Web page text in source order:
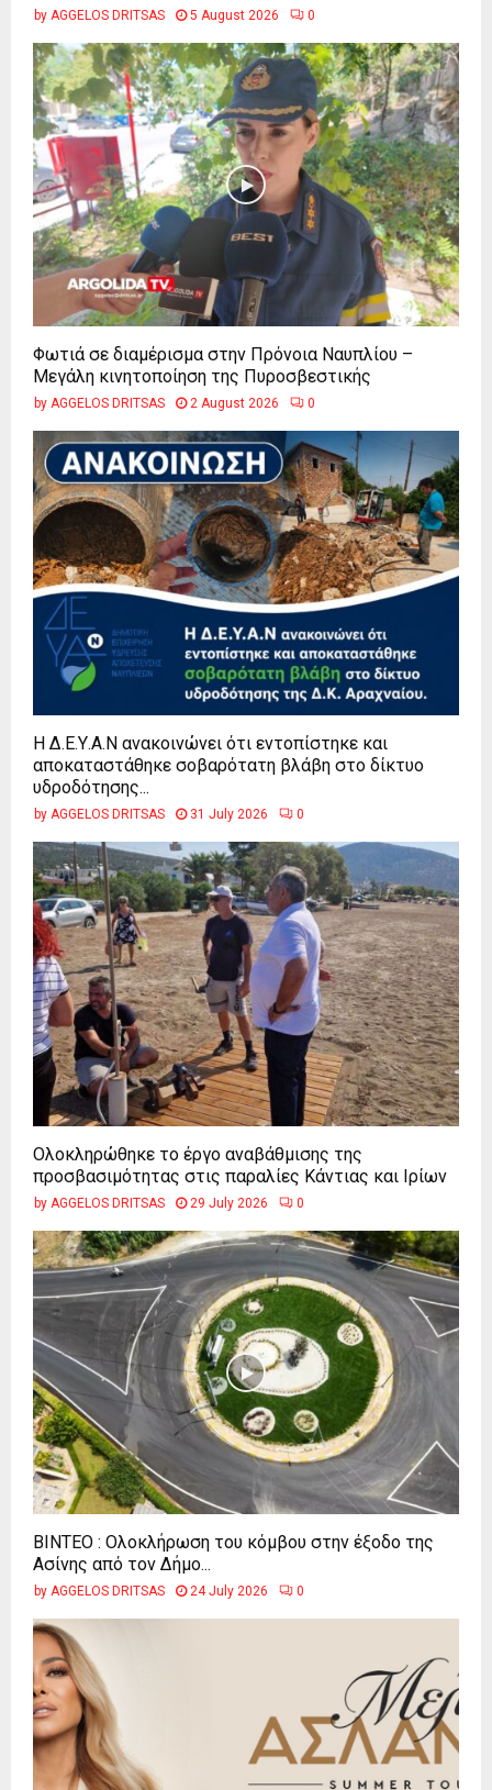
by AGGELOS DRITSAS 5 August 2026 0
Φωτιά σε διαμέρισμα στην Πρόνοια Ναυπλίου –
Μεγάλη κινητοποίηση της Πυροσβεστικής
by AGGELOS DRITSAS 2 August 2026 0
Η Δ.Ε.Υ.Α.Ν ανακοινώνει ότι εντοπίστηκε και
αποκαταστάθηκε σοβαρότατη βλάβη στο δίκτυο
υδροδότησης...
by AGGELOS DRITSAS 31 July 2026 0
Ολοκληρώθηκε το έργο αναβάθμισης της
προσβασιμότητας στις παραλίες Κάντιας και Ιρίων
by AGGELOS DRITSAS 29 July 2026 0
ΒΙΝΤΕΟ : Ολοκλήρωση του κόμβου στην έξοδο της
Ασίνης από τον Δήμο...
by AGGELOS DRITSAS 24 July 2026 0